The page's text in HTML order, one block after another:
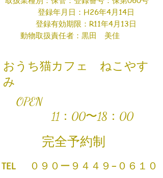
登録年月日：H26年4月14日
登録有効期限：R11年4月13日
動物取扱責任者：黒田 美佳
​おうち猫カフェ ねこやす
み
OPEN
11：00〜18：00
​完全予約制
​TEL ０９０ー９４４９−０６１０